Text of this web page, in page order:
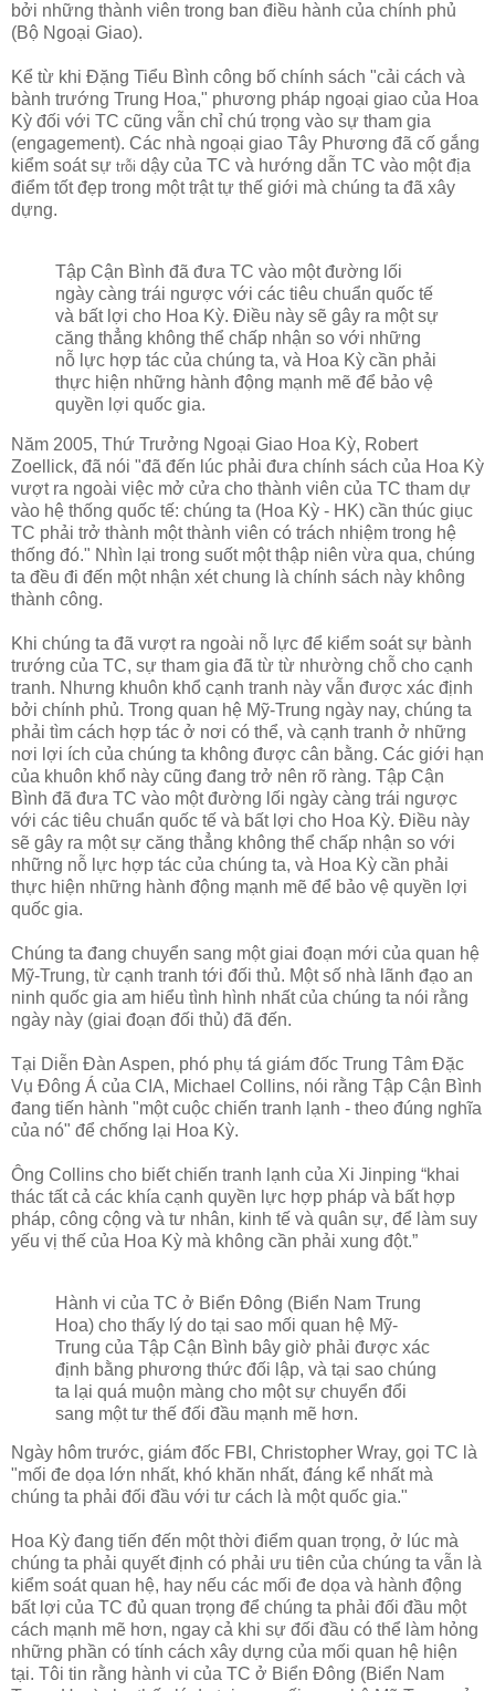
bởi những thành viên trong ban điều hành của chính phủ
(Bộ Ngoại Giao).
Kể từ khi Đặng Tiểu Bình công bố chính sách "cải cách và
bành trướng Trung Hoa," phương pháp ngoại giao của Hoa
Kỳ đối với TC cũng vẫn chỉ chú trọng vào sự tham gia
(engagement). Các nhà ngoại giao Tây Phương đã cố gắng
kiểm soát sự trỗi dậy của TC và hướng dẫn TC vào một địa
điểm tốt đẹp trong một trật tự thế giới mà chúng ta đã xây
dựng.
Tập Cận Bình đã đưa TC vào một đường lối
ngày càng trái ngược với các tiêu chuẩn quốc tế
và bất lợi cho Hoa Kỳ. Điều này sẽ gây ra một sự
căng thẳng không thể chấp nhận so với những
nỗ lực hợp tác của chúng ta, và Hoa Kỳ cần phải
thực hiện những hành động mạnh mẽ để bảo vệ
quyền lợi quốc gia.
Năm 2005, Thứ Trưởng Ngoại Giao Hoa Kỳ, Robert
Zoellick, đã nói "đã đến lúc phải đưa chính sách của Hoa Kỳ
vượt ra ngoài việc mở cửa cho thành viên của TC tham dự
vào hệ thống quốc tế: chúng ta (Hoa Kỳ - HK) cần thúc giục
TC phải trở thành một thành viên có trách nhiệm trong hệ
thống đó." Nhìn lại trong suốt một thập niên vừa qua, chúng
ta đều đi đến một nhận xét chung là chính sách này không
thành công.
Khi chúng ta đã vượt ra ngoài nỗ lực để kiểm soát sự bành
trướng của TC, sự tham gia đã từ từ nhường chỗ cho cạnh
tranh. Nhưng khuôn khổ cạnh tranh này vẫn được xác định
bởi chính phủ. Trong quan hệ Mỹ-Trung ngày nay, chúng ta
phải tìm cách hợp tác ở nơi có thể, và cạnh tranh ở những
nơi lợi ích của chúng ta không được cân bằng. Các giới hạn
của khuôn khổ này cũng đang trở nên rõ ràng. Tập Cận
Bình đã đưa TC vào một đường lối ngày càng trái ngược
với các tiêu chuẩn quốc tế và bất lợi cho Hoa Kỳ. Điều này
sẽ gây ra một sự căng thẳng không thể chấp nhận so với
những nỗ lực hợp tác của chúng ta, và Hoa Kỳ cần phải
thực hiện những hành động mạnh mẽ để bảo vệ quyền lợi
quốc gia.
Chúng ta đang chuyển sang một giai đoạn mới của quan hệ
Mỹ-Trung, từ cạnh tranh tới đối thủ. Một số nhà lãnh đạo an
ninh quốc gia am hiểu tình hình nhất của chúng ta nói rằng
ngày này (giai đoạn đối thủ) đã đến.
Tại Diễn Đàn Aspen, phó phụ tá giám đốc Trung Tâm Đặc
Vụ Đông Á của CIA, Michael Collins, nói rằng Tập Cận Bình
đang tiến hành "một cuộc chiến tranh lạnh - theo đúng nghĩa
của nó" để chống lại Hoa Kỳ.
Ông Collins cho biết chiến tranh lạnh của Xi Jinping “khai
thác tất cả các khía cạnh quyền lực hợp pháp và bất hợp
pháp, công cộng và tư nhân, kinh tế và quân sự, để làm suy
yếu vị thế của Hoa Kỳ mà không cần phải xung đột.”
Hành vi của TC ở Biển Đông (Biển Nam Trung
Hoa) cho thấy lý do tại sao mối quan hệ Mỹ-
Trung của Tập Cận Bình bây giờ phải được xác
định bằng phương thức đối lập, và tại sao chúng
ta lại quá muộn màng cho một sự chuyển đổi
sang một tư thế đối đầu mạnh mẽ hơn.
Ngày hôm trước, giám đốc FBI, Christopher Wray, gọi TC là
"mối đe dọa lớn nhất, khó khăn nhất, đáng kể nhất mà
chúng ta phải đối đầu với tư cách là một quốc gia."
Hoa Kỳ đang tiến đến một thời điểm quan trọng, ở lúc mà
chúng ta phải quyết định có phải ưu tiên của chúng ta vẫn là
kiểm soát quan hệ, hay nếu các mối đe dọa và hành động
bất lợi của TC đủ quan trọng để chúng ta phải đối đầu một
cách mạnh mẽ hơn, ngay cả khi sự đối đầu có thể làm hỏng
những phần có tính cách xây dựng của mối quan hệ hiện
tại. Tôi tin rằng hành vi của TC ở Biển Đông (Biển Nam